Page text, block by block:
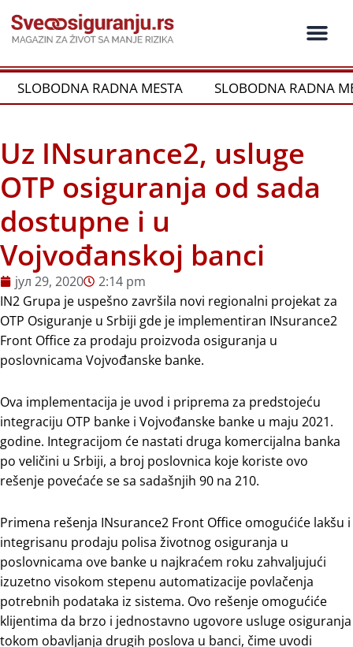
на
садржај
SLOBODNA RADNA MESTA SLOBODNA RADNA
Uz INsurance2, usluge
OTP osiguranja od sada
dostupne i u
Vojvođanskoj banci
јул 29, 2020
2:14 pm
IN2 Grupa je uspešno završila novi regionalni projekat za
OTP Osiguranje u Srbiji gde je implementiran INsurance2
Front Office za prodaju proizvoda osiguranja u
poslovnicama Vojvođanske banke.
Ova implementacija je uvod i priprema za predstojeću
integraciju OTP banke i Vojvođanske banke u maju 2021.
godine. Integracijom će nastati druga komercijalna banka
po veličini u Srbiji, a broj poslovnica koje koriste ovo
rešenje povećaće se sa sadašnjih 90 na 210.
Primena rešenja INsurance2 Front Office omogućiće lakšu i
integrisanu prodaju polisa životnog osiguranja u
poslovnicama ove banke u najkraćem roku zahvaljujući
izuzetno visokom stepenu automatizacije povlačenja
potrebnih podataka iz sistema. Ovo rešenje omogućiće
klijentima da brzo i jednostavno ugovore usluge osiguranja
tokom obavljanja drugih poslova u banci, čime uvodi